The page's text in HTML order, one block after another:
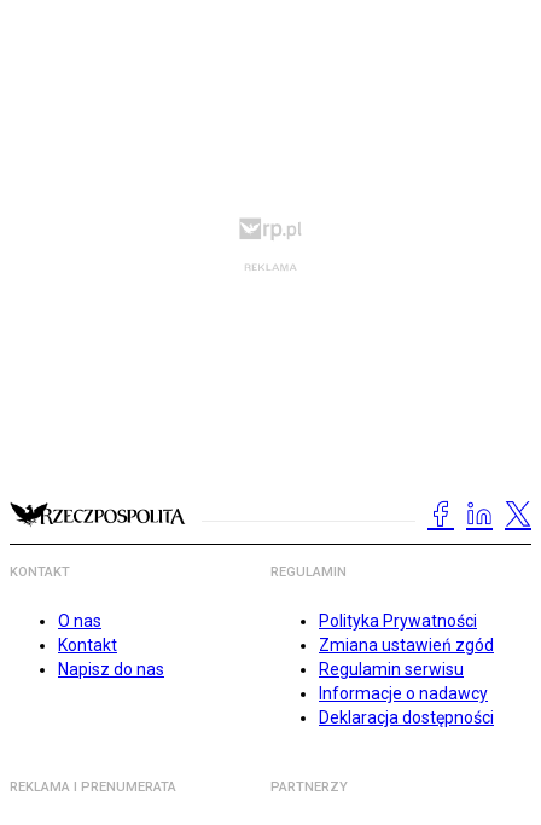
KONTAKT
O nas
Kontakt
Napisz do nas
REGULAMIN
Polityka Prywatności
Zmiana ustawień zgód
Regulamin serwisu
Informacje o nadawcy
Deklaracja dostępności
REKLAMA I PRENUMERATA PARTNERZY